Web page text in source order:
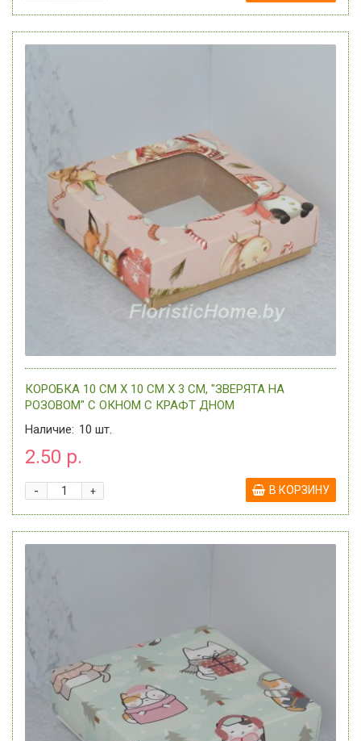
КОРОБКА 10 СМ Х 10 СМ Х 3 СМ, "ЗВЕРЯТА НА
РОЗОВОМ" С ОКНОМ C КРАФТ ДНОМ
Наличие: 10 шт.
2.50 р.
+
- В КОРЗИНУ